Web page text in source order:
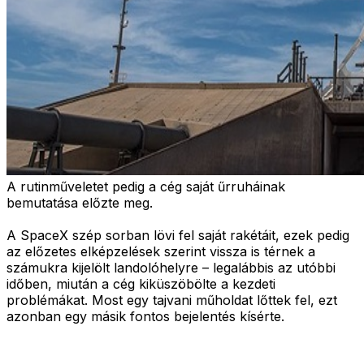
A rutinműveletet pedig a cég saját űrruháinak
bemutatása előzte meg.
A SpaceX szép sorban lövi fel saját rakétáit, ezek pedig
az előzetes elképzelések szerint vissza is térnek a
számukra kijelölt landolóhelyre – legalábbis az utóbbi
időben, miután a cég kiküszöbölte a kezdeti
problémákat. Most egy tajvani műholdat lőttek fel, ezt
azonban egy másik fontos bejelentés kísérte.